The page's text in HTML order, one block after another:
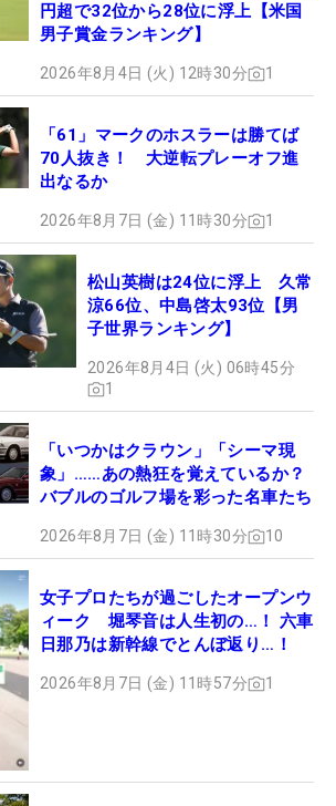
円超で32位から28位に浮上【米国
男子賞金ランキング】
2026年8月4日 (火) 12時30分 1
「61」マークのホスラーは勝てば
70人抜き！ 大逆転プレーオフ進
出なるか
2026年8月7日 (金) 11時30分 1
松山英樹は24位に浮上 久常
涼66位、中島啓太93位【男
子世界ランキング】
2026年8月4日 (火) 06時45分
1
「いつかはクラウン」「シーマ現
象」……あの熱狂を覚えているか？
バブルのゴルフ場を彩った名車たち
2026年8月7日 (金) 11時30分 10
女子プロたちが過ごしたオープンウ
ィーク 堀琴音は人生初の…！ 六車
日那乃は新幹線でとんぼ返り…！
2026年8月7日 (金) 11時57分 1